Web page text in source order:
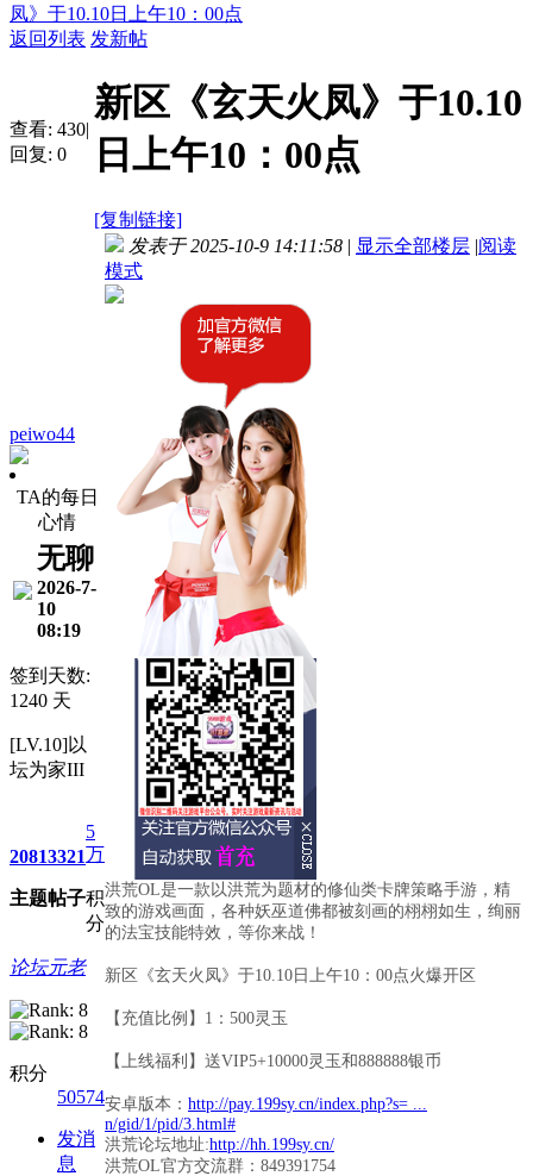
凤》于10.10日上午10：00点
返回列表 发新帖
查看: 430|
回复: 0
新区《玄天火凤》于10.10
日上午10：00点
[复制链接]
peiwo44
TA的每日
心情
无聊
2026-7-
10
08:19
签到天数:
1240 天
[LV.10]以
坛为家III
2081
主题
3321
帖子
5
万
积
分
论坛元老
积分
50574
发消
息
发表于 2025-10-9 14:11:58 | 显示全部楼层 |阅读
模式
洪荒OL是一款以洪荒为题材的修仙类卡牌策略手游，精
致的游戏画面，各种妖巫道佛都被刻画的栩栩如生，绚丽
的法宝技能特效，等你来战！
新区《玄天火凤》于10.10日上午10：00点火爆开区
【充值比例】1：500灵玉
【上线福利】送VIP5+10000灵玉和888888银币
安卓版本： http://pay.199sy.cn/index.php?s= ...
n/gid/1/pid/3.html#
洪荒论坛地址:http://hh.199sy.cn/
洪荒OL官方交流群：849391754